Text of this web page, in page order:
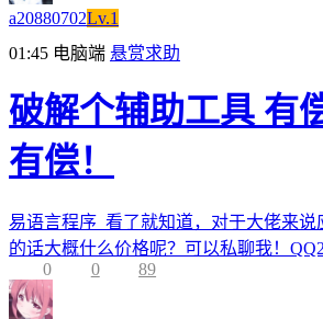
a20880702Lv.1
01:45 电脑端 悬赏求助
破解个辅助工具 有
有偿！
易语言程序 看了就知道，对于大佬来说
的话大概什么价格呢？可以私聊我！
0
0 89